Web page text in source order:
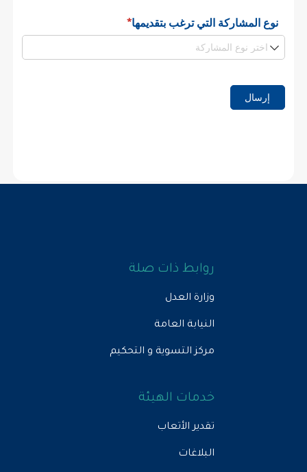
روابط ذات صلة
وزارة العدل
النيابة العامة
مركز التسوية و التحكيم
خدمات الهيئة
تقدير الأتعاب
البلاغات